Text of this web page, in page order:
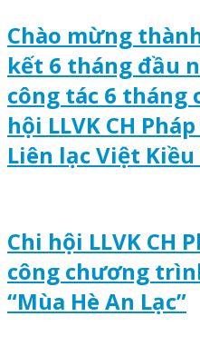
Chào mừng
kết 6 tháng đầu
công tác 6 tháng
hội LLVK CH
Liên lạc Việt
Chi hội LLVK CH
công chương
“Mùa Hè An Lạc”